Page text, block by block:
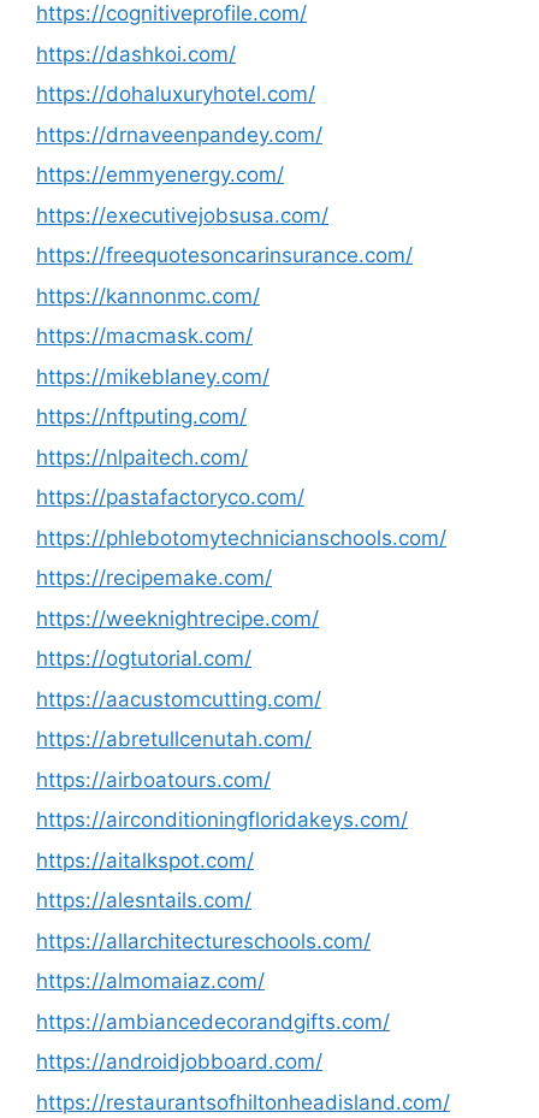
https://cognitiveprofile.com/
https://dashkoi.com/
https://dohaluxuryhotel.com/
https://drnaveenpandey.com/
https://emmyenergy.com/
https://executivejobsusa.com/
https://freequotesoncarinsurance.com/
https://kannonmc.com/
https://macmask.com/
https://mikeblaney.com/
https://nftputing.com/
https://nlpaitech.com/
https://pastafactoryco.com/
https://phlebotomytechnicianschools.com/
https://recipemake.com/
https://weeknightrecipe.com/
https://ogtutorial.com/
https://aacustomcutting.com/
https://abretullcenutah.com/
https://airboatours.com/
https://airconditioningfloridakeys.com/
https://aitalkspot.com/
https://alesntails.com/
https://allarchitectureschools.com/
https://almomaiaz.com/
https://ambiancedecorandgifts.com/
https://androidjobboard.com/
https://restaurantsofhiltonheadisland.com/